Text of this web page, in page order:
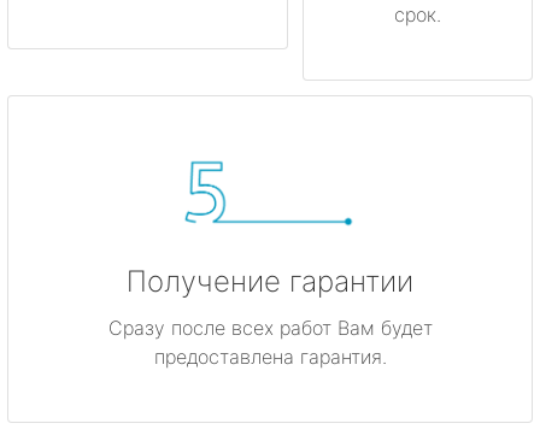
срок.
Получение гарантии
Сразу после всех работ Вам будет
предоставлена гарантия.